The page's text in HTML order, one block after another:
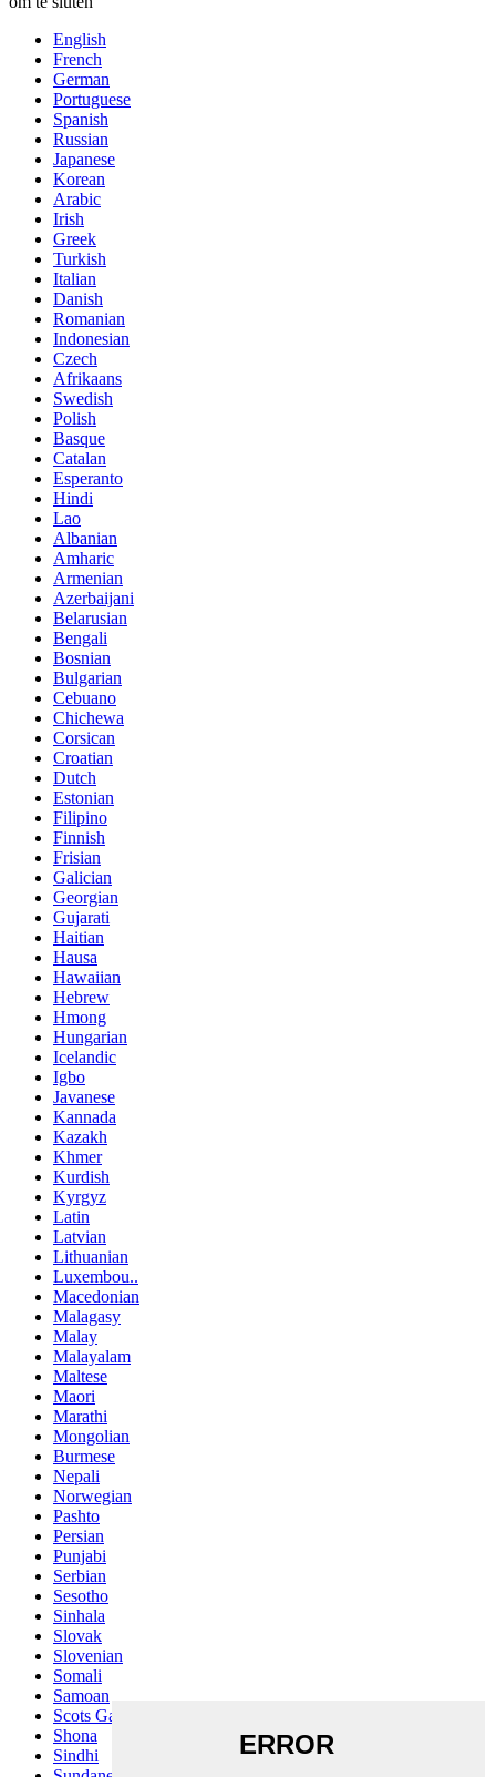
English
French
German
Portuguese
Spanish
Russian
Japanese
Korean
Arabic
Irish
Greek
Turkish
Italian
Danish
Romanian
Indonesian
Czech
Afrikaans
Swedish
Polish
Basque
Catalan
Esperanto
Hindi
Lao
Albanian
Amharic
Armenian
Azerbaijani
Belarusian
Bengali
Bosnian
Bulgarian
Cebuano
Chichewa
Corsican
Croatian
Dutch
Estonian
Filipino
Finnish
Frisian
Galician
Georgian
Gujarati
Haitian
Hausa
Hawaiian
Hebrew
Hmong
Hungarian
Icelandic
Igbo
Javanese
Kannada
Kazakh
Khmer
Kurdish
Kyrgyz
Latin
Latvian
Lithuanian
Luxembou..
Macedonian
Malagasy
Malay
Malayalam
Maltese
Maori
Marathi
Mongolian
Burmese
Nepali
Norwegian
Pashto
Persian
Punjabi
Serbian
Sesotho
Sinhala
Slovak
Slovenian
Somali
Samoan
Scots Gaelic
Shona
Sindhi